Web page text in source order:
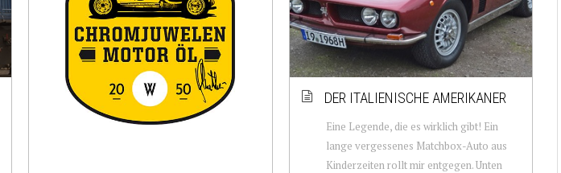
DER ITALIENISCHE AMERIKANER
Eine Legende, die es wirklich gibt! Ein
lange vergessenes Matchbox-Auto aus
Kinderzeiten rollt mir entgegen. Unten